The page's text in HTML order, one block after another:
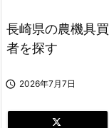
長崎県の農機具
者を探す
 2026年7月7日